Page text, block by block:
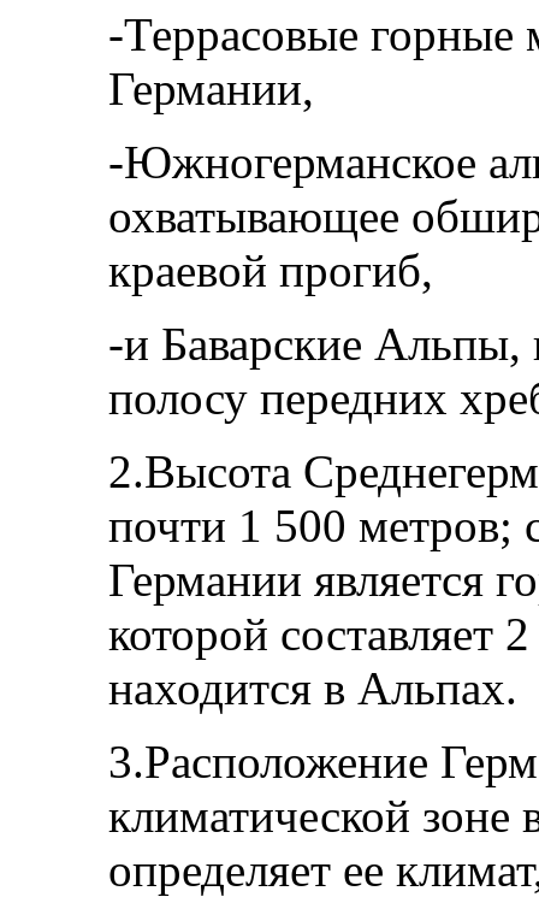
-Террасовые горные
Германии,
-Южногерманское
охватывающее
краевой прогиб,
-и Баварские
полосу передних
2.Высота
почти 1 500 метров;
Германии является
которой составляет
находится в Альпах.
3.Расположение
климатической
определяет ее